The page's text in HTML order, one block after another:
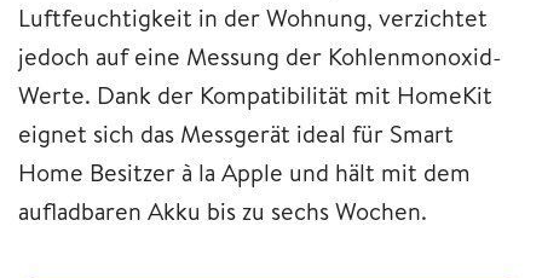
Luftfeuchtigkeit in der Wohnung, verzichtet
jedoch auf eine Messung der Kohlenmonoxid-
Werte. Dank der Kompatibilität mit HomeKit
eignet sich das Messgerät ideal für Smart
Home Besitzer à la Apple und hält mit dem
aufladbaren Akku bis zu sechs Wochen.